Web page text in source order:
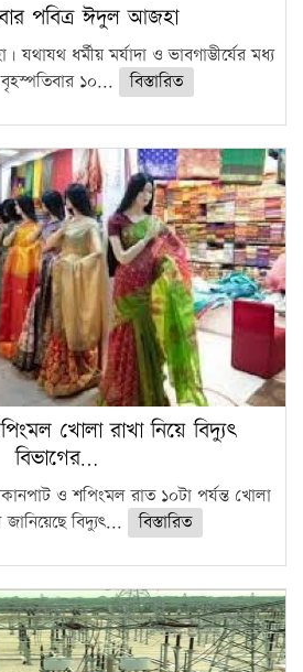
পবিত্র ঈদুল আজহা
ধর্মীয় মর্যাদা ও ভাবগাম্ভীর্যের মধ্য
১০...
বিস্তারিত
খোলা রাখা নিয়ে বিদ্যুৎ
বিভাগের…
ও শপিংমল রাত ১০টা পর্যন্ত খোলা
বিদ্যুৎ...
বিস্তারিত